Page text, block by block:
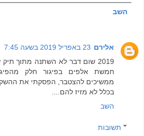
השב
אלירם 23 באפריל 2019 בשעה 7:45
2019 שום דבר לא השתנה מתוך
חמשת אלפים בפיגור חלק
ממשיכים להצטבר, הפסקתי את
בכלל לא מזיז להם....
השב
תשובות